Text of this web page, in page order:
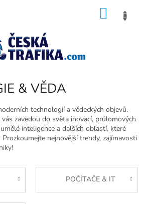
& VĚDA
technologií a vědeckých objevů.
zavedou do světa inovací, průlomových
inteligence a dalších oblastí, které
nejnovější trendy, zajímavosti
POČÍTAČE & IT